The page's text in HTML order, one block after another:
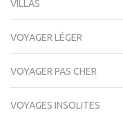
VILLAS
VOYAGER LÉGER
VOYAGER PAS CHER
VOYAGES INSOLITES